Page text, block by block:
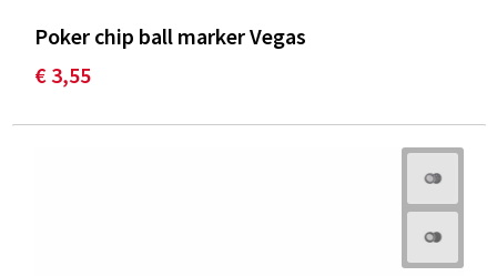
Poker chip ball marker Vegas
€ 3,55